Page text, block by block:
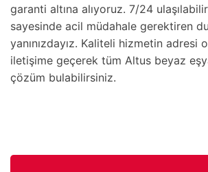
garanti altına alıyoruz. 7/24
sayesinde acil müdahale gerektiren
yanınızdayız. Kaliteli hizmetin adresi
iletişime geçerek tüm Altus beyaz
çözüm bulabilirsiniz.